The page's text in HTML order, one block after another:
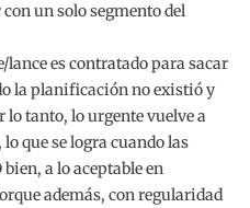
un solo segmento del
lance es contratado para sacar
la planificación no existió y
lo tanto, lo urgente vuelve a
que se logra cuando las
bien, a lo aceptable en
además, con regularidad